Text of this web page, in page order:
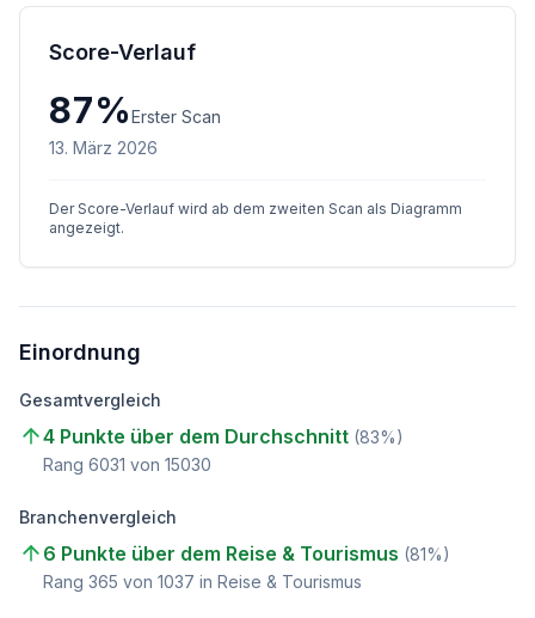
Score-Verlauf
87%Erster Scan
13. März 2026
Der Score-Verlauf wird ab dem zweiten Scan als Diagramm
angezeigt.
Einordnung
Gesamtvergleich
4 Punkte über dem Durchschnitt (83%)
Rang 6031 von 15030
Branchenvergleich
6 Punkte über dem Reise & Tourismus (81%)
Rang 365 von 1037 in Reise & Tourismus